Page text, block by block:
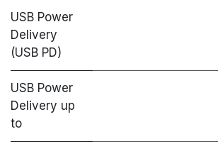
USB Power
Delivery
(USB PD)
USB Power
Delivery up
to